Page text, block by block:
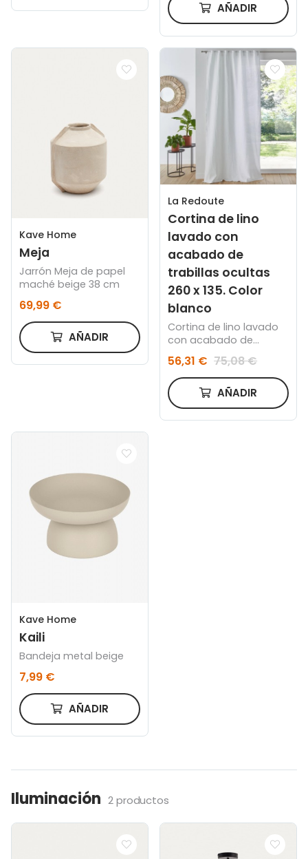
AÑADIR
Kave Home
Meja
Jarrón Meja de papel
maché beige 38 cm
69,99 €
AÑADIR
La Redoute
Cortina de lino
lavado con
acabado de
trabillas ocultas
260 x 135. Color
blanco
Cortina de lino lavado
con acabado de
135. Color blanco
56,31 € 75,08 €
AÑADIR
Kave Home
Kaili
Bandeja metal beige
7,99 €
AÑADIR
Iluminación 2 productos